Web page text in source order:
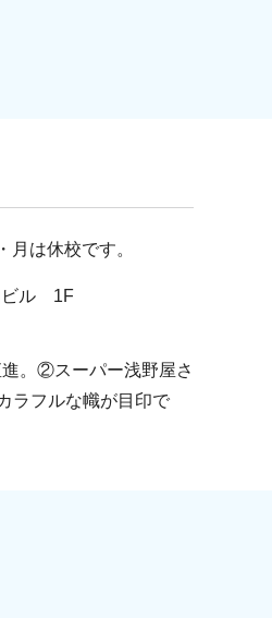
は休校です。
ビル 1F
。②スーパー浅野屋さ
ラフルな幟が目印で